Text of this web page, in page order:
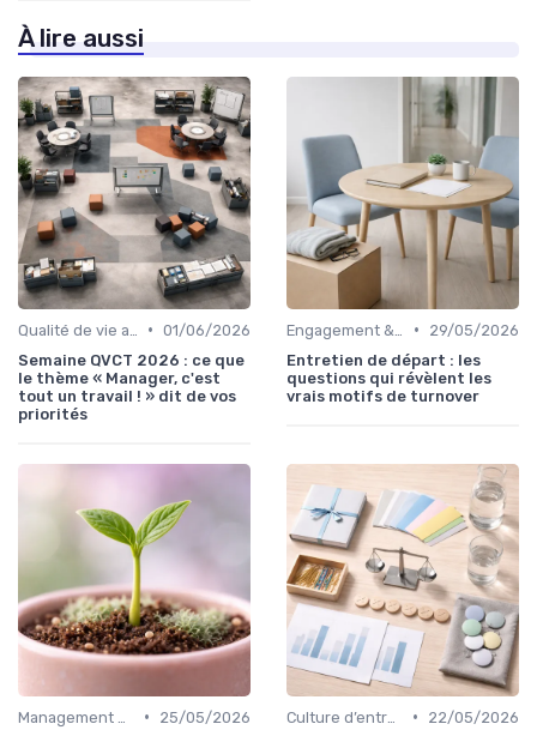
À lire aussi
• 01/06/2026
Semaine QVCT 2026 : ce que
le thème « Manager, c'est
tout un travail ! » dit de vos
priorités
•
29/05/2026
Entretien de départ : les
questions qui révèlent les
vrais motifs de turnover
•
25/05/2026
•
22/05/2026